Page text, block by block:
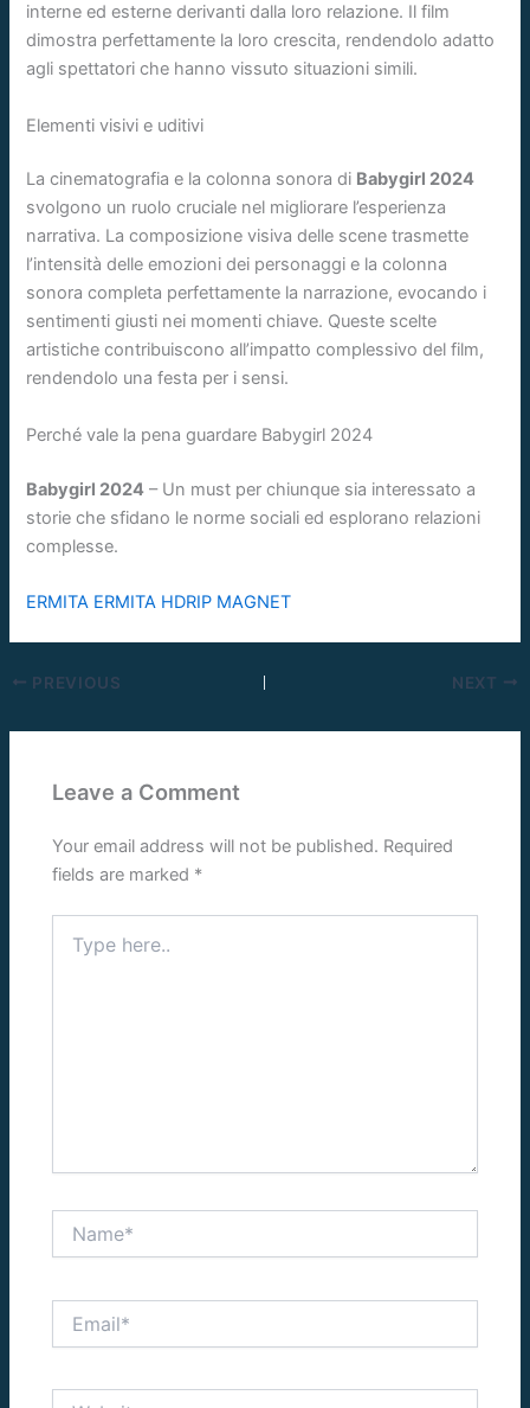
interne ed esterne derivanti dalla loro relazione. Il film
dimostra perfettamente la loro crescita, rendendolo adatto
agli spettatori che hanno vissuto situazioni simili.
Elementi visivi e uditivi
La cinematografia e la colonna sonora di Babygirl 2024
svolgono un ruolo cruciale nel migliorare l’esperienza
narrativa. La composizione visiva delle scene trasmette
l’intensità delle emozioni dei personaggi e la colonna
sonora completa perfettamente la narrazione, evocando i
sentimenti giusti nei momenti chiave. Queste scelte
artistiche contribuiscono all’impatto complessivo del film,
rendendolo una festa per i sensi.
Perché vale la pena guardare Babygirl 2024
Babygirl 2024 – Un must per chiunque sia interessato a
storie che sfidano le norme sociali ed esplorano relazioni
complesse.
ERMITA ERMITA HDRIP MAGNET
PREVIOUS NEXT
Leave a Comment
Your email address will not be published. Required
fields are marked *
here..